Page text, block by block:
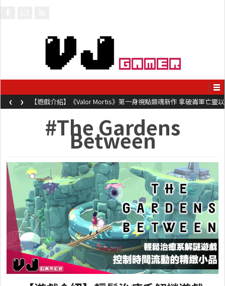
【遊戲介紹】《Valor Mortis》第一身視點類魂新作 拿破崙軍亡靈以
槍械劍與魔法殺敵
‹ ›
#The Gardens
Between